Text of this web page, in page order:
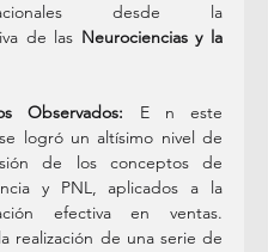
desde la
de las Neurociencias y la
Observados: E n este
logró un altísimo nivel de
de los conceptos de
y PNL, aplicados a la
efectiva en ventas.
realización de una serie de